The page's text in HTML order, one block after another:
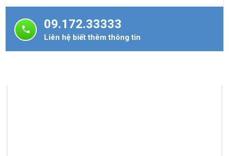
09.172.33333
Liên hệ biết thêm thông tin